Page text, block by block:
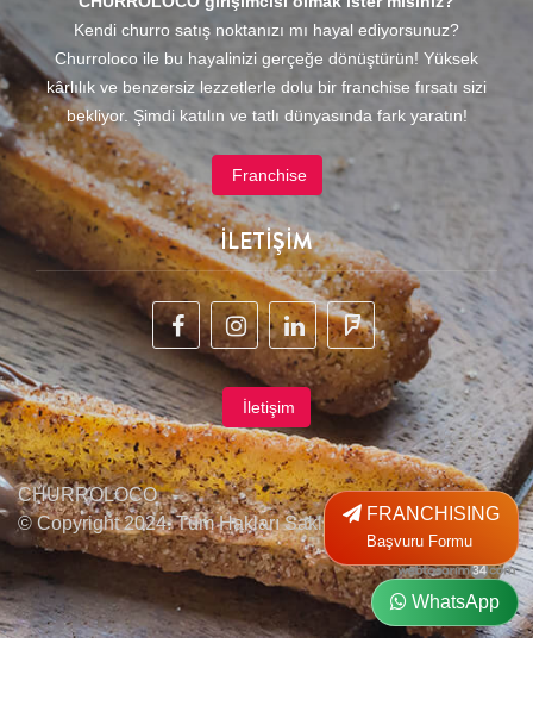
FRANCHISING
Başvuru Formu
WhatsApp
Kendi churro satış noktanızı mı hayal ediyorsunuz?
Churroloco ile bu hayalinizi gerçeğe dönüştürün! Yüksek
kârlılık ve benzersiz lezzetlerle dolu bir franchise fırsatı sizi
bekliyor. Şimdi katılın ve tatlı dünyasında fark yaratın!
Franchise
İLETİŞİM
İletişim
CHURROLOCO
© Copyright 2024. Tüm Hakları Saklıdır.